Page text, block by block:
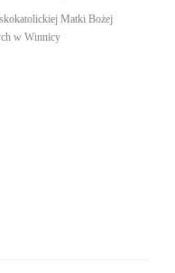
Matki Bożej
w Winnicy